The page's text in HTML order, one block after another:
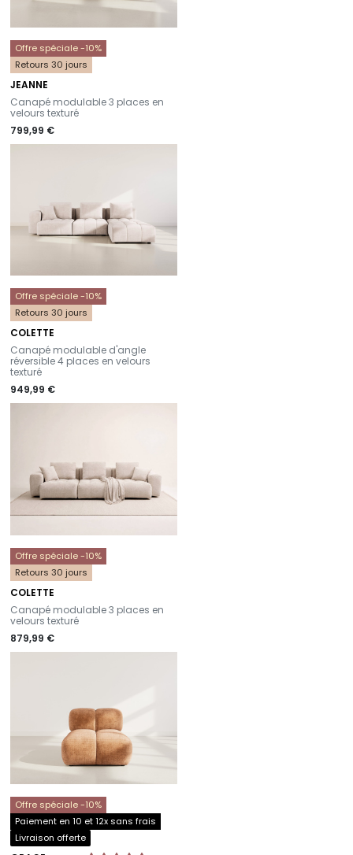
Offre spéciale -10%
Retours 30 jours
JEANNE
-
Canapé modulable 3 places en
velours texturé
799,99 €
Offre spéciale -10%
Retours 30 jours
COLETTE
-
Canapé modulable d'angle
réversible 4 places en velours
texturé
949,99 €
Offre spéciale -10%
Retours 30 jours
COLETTE
-
Canapé modulable 3 places en
velours texturé
879,99 €
Offre spéciale -10%
Paiement en 10 et 12x sans frais
Livraison offerte